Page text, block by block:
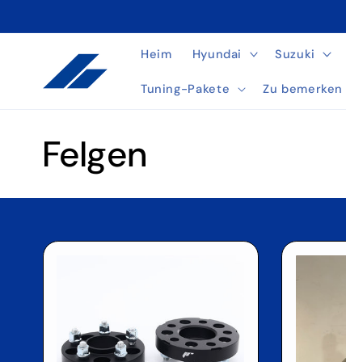
Inhalt
Heim Hyundai Suzuki
Tuning-Pakete Zu bemerken
K
a
t
g
Felgen